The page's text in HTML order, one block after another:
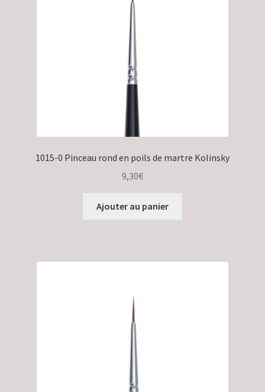
1015-0 Pinceau rond en poils de martre Kolinsky
9,30€
Ajouter au panier